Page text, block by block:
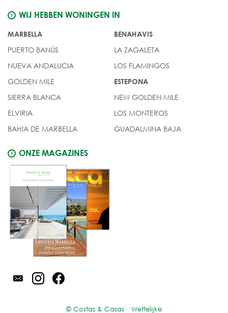
WIJ HEBBEN WONINGEN IN
MARBELLA
PUERTO BANÚS
NUEVA ANDALUCIA
GOLDEN MILE
SIERRA BLANCA
ELVIRIA
BAHIA DE MARBELLA
BENAHAVIS
LA ZAGALETA
LOS FLAMINGOS
ESTEPONA
NEW GOLDEN MILE
LOS MONTEROS
GUADALMINA BAJA
ONZE MAGAZINES
© Costas & Casas Wettelijke